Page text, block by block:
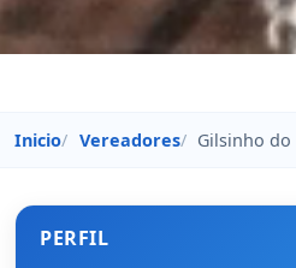
Inicio Vereadores Gilsinho do
PERFIL